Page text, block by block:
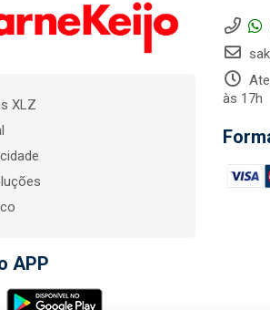
XLZ
APP
às 17h